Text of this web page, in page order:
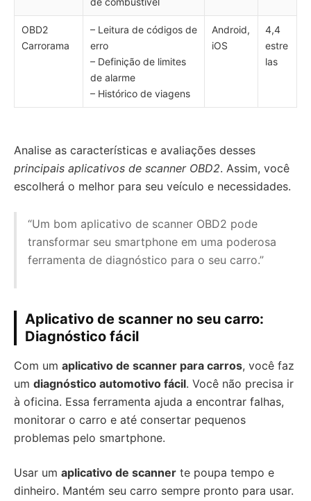
OBD2
Carrorama
– Leitura de códigos de
erro
– Definição de limites
de alarme
– Histórico de viagens
Android,
iOS
4,4
estre
las
Analise as características e avaliações desses
principais aplicativos de scanner OBD2. Assim, você
escolherá o melhor para seu veículo e necessidades.
“Um bom aplicativo de scanner OBD2 pode
transformar seu smartphone em uma poderosa
ferramenta de diagnóstico para o seu carro.”
Aplicativo de scanner no seu carro:
Diagnóstico fácil
Com um aplicativo de scanner para carros, você faz
um diagnóstico automotivo fácil. Você não precisa ir
à oficina. Essa ferramenta ajuda a encontrar falhas,
monitorar o carro e até consertar pequenos
problemas pelo smartphone.
Usar um aplicativo de scanner te poupa tempo e
dinheiro. Mantém seu carro sempre pronto para usar.